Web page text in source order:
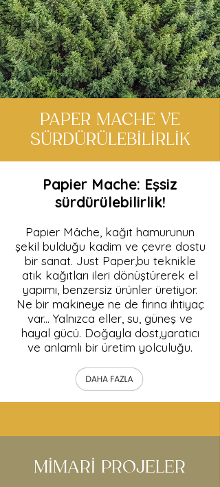
PAPER MACHE VE
SÜRDÜRÜLEBİLİRLİK
Papier Mache: Eşsiz
sürdürülebilirlik!
Papier Mâche, kağıt hamurunun
şekil bulduğu kadim ve çevre dostu
bir sanat. Just Paper,bu teknikle
atık kağıtları ileri dönüştürerek el
yapımı, benzersiz ürünler üretiyor.
Ne bir makineye ne de fırına ihtiyaç
var... Yalnızca eller, su, güneş ve
hayal gücü. Doğayla dost,yaratıcı
ve anlamlı bir üretim yolculuğu.
MİMARİ PROJELER